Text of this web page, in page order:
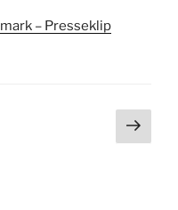
– Presseklip
side